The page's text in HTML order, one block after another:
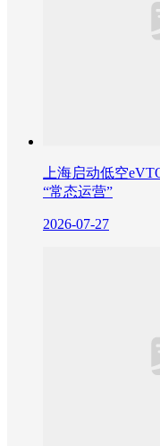
上海启动低空
“常态运营”
2026-07-27